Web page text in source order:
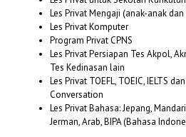
Les Privat Mengaji (anak-anak
Les Privat Komputer
Program Privat CPNS
Les Privat Persiapan Tes Akpol,
Tes Kedinasan lain
Les Privat TOEFL, TOEIC, IELTS
Conversation
Les Privat Bahasa: Jepang,
Jerman, Arab, BIPA (Bahasa